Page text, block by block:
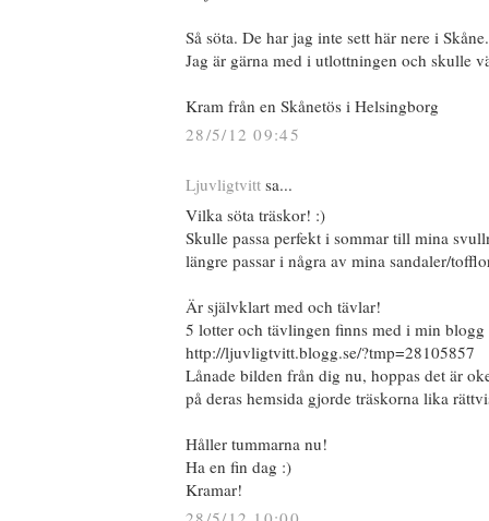
Så söta. De har jag inte sett här nere i Skåne.
Jag är gärna med i utlottningen och skulle
Kram från en Skånetös i Helsingborg
28/5/12 09:45
Ljuvligtvitt sa...
Vilka söta träskor! :)
Skulle passa perfekt i sommar till mina
längre passar i några av mina sandaler/
Är självklart med och tävlar!
5 lotter och tävlingen finns med i min blogg
http://ljuvligtvitt.blogg.se/?tmp=28105857
Lånade bilden från dig nu, hoppas det är
på deras hemsida gjorde träskorna lika
Håller tummarna nu!
Ha en fin dag :)
Kramar!